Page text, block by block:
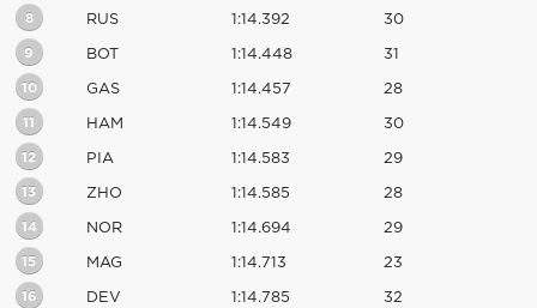
8 RUS 1:14.392 30
9 BOT 1:14.448 31
10 GAS 1:14.457 28
11 HAM 1:14.549 30
12 PIA 1:14.583 29
13 ZHO 1:14.585 28
14 NOR 1:14.694 29
15 MAG 1:14.713 23
16 DEV 1:14.785 32